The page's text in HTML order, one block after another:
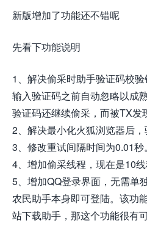
新版增加了功能还不错呢
先看下功能说明
1、解决偷采时助手验证码校
输入验证码之前自动忽略以成
验证码还继续偷采，而被TX发
2、解决最小化火狐浏览器后，
3、修改重试间隔时间为0.01秒。
4、增加偷采线程，现在是10线
5、增加QQ登录界面，无需单
农民助手本身即可登陆。该功
站下载助手，那这个功能很有